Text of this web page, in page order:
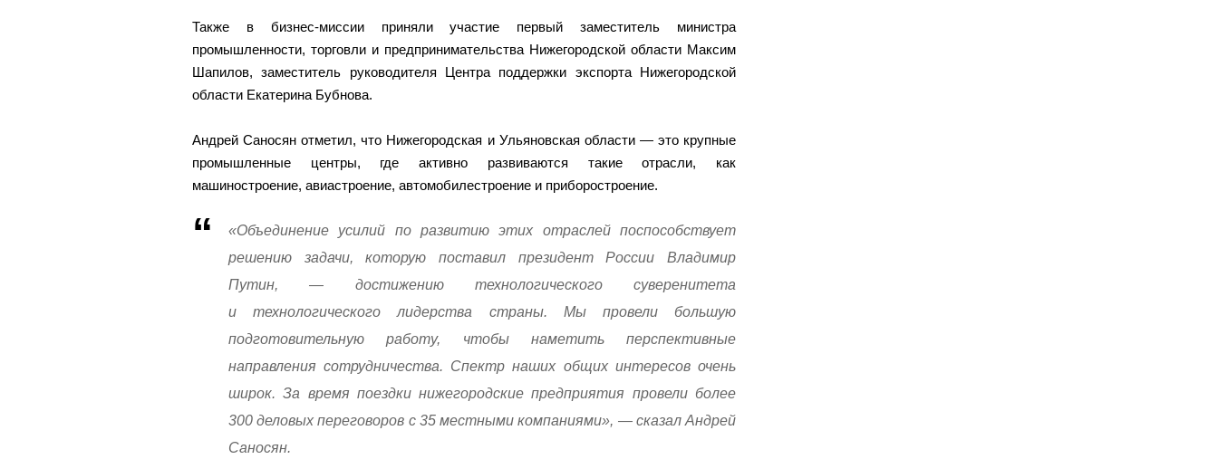
Также в бизнес-миссии приняли участие первый заместитель министра
промышленности, торговли и предпринимательства Нижегородской области Максим
Шапилов, заместитель руководителя Центра поддержки экспорта Нижегородской
области Екатерина Бубнова.
Андрей Саносян отметил, что Нижегородская и Ульяновская области — это крупные
промышленные центры, где активно развиваются такие отрасли, как
машиностроение, авиастроение, автомобилестроение и приборостроение.
«Объединение усилий по развитию этих отраслей поспособствует
решению задачи, которую поставил президент России Владимир
Путин, — достижению технологического суверенитета
и технологического лидерства страны. Мы провели большую
подготовительную работу, чтобы наметить перспективные
направления сотрудничества. Спектр наших общих интересов очень
широк. За время поездки нижегородские предприятия провели более
300 деловых переговоров с 35 местными компаниями», — сказал Андрей
Саносян.